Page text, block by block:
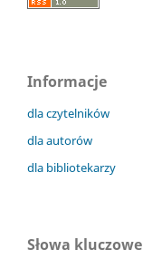
Informacje
dla czytelników
dla autorów
dla bibliotekarzy
Słowa kluczowe